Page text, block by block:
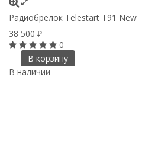
Радиобрелок Telestart Т91 New
38 500 ₽
0
В корзину
В наличии